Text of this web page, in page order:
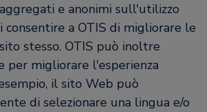
e anonimi sull'utilizzo
a OTIS di migliorare le
stesso. OTIS può inoltre
per migliorare l'esperienza
il sito Web può
di selezionare una lingua e/o